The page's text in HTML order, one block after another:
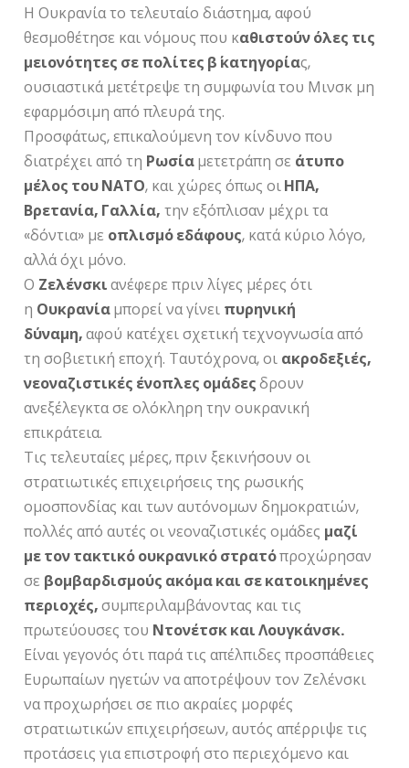
Η Ουκρανία το τελευταίο διάστημα, αφού
θεσμοθέτησε και νόμους που καθιστούν όλες τις
μειονότητες σε πολίτες β΄ κατηγορίας,
ουσιαστικά μετέτρεψε τη συμφωνία του Μινσκ μη
εφαρμόσιμη από πλευρά της.
Προσφάτως, επικαλούμενη τον κίνδυνο που
διατρέχει από τη Ρωσίαμετετράπη σε άτυπο
μέλος του ΝΑΤΟ, και χώρες όπως οιΗΠΑ,
Βρετανία, Γαλλία, την εξόπλισαν μέχρι τα
«δόντια» με οπλισμό εδάφους, κατά κύριο λόγο,
αλλά όχι μόνο.
Ο Ζελένσκιανέφερε πριν λίγες μέρες ότι
η Ουκρανίαμπορεί να γίνει πυρηνική
δύναμη,αφού κατέχει σχετική τεχνογνωσία από
τη σοβιετική εποχή. Ταυτόχρονα, οι ακροδεξιές,
νεοναζιστικές ένοπλες ομάδεςδρουν
ανεξέλεγκτα σε ολόκληρη την ουκρανική
επικράτεια.
Τις τελευταίες μέρες, πριν ξεκινήσουν οι
στρατιωτικές επιχειρήσεις της ρωσικής
ομοσπονδίας και των αυτόνομων δημοκρατιών,
πολλές από αυτές οι νεοναζιστικές ομάδες μαζί
με τον τακτικό ουκρανικό στρατόπροχώρησαν
σε βομβαρδισμούς ακόμα και σε κατοικημένες
περιοχές,συμπεριλαμβάνοντας και τις
πρωτεύουσες του Ντονέτσκ και Λουγκάνσκ.
Είναι γεγονός ότι παρά τις απέλπιδες προσπάθειες
Ευρωπαίων ηγετών να αποτρέψουν τον Ζελένσκι
να προχωρήσει σε πιο ακραίες μορφές
στρατιωτικών επιχειρήσεων, αυτός απέρριψε τις
προτάσεις για επιστροφή στο περιεχόμενο και